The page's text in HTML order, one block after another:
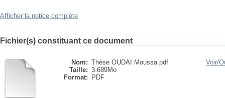
Afficher la notice complète
Fichier(s) constituant ce document
Nom: Thèse OUDAI Moussa.pdf
Taille: 3.689Mo
Format:
PDF
Voir/